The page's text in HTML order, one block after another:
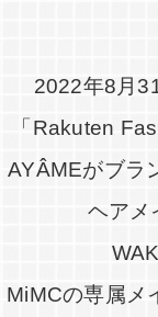
2022年8月
「Rakuten
AYÂMEがブラ
ヘアメ
MiMCの専属メ